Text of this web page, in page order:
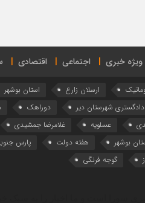
ویژه خبری اجتماعی اقتصادی
ارسلان زارع استان بوشهر
دادگستری شهرستان دیر دوراهک
عسلویه غلامرضا جمشیدی
بوشهر
هفته دولت پارس
گوجه فرنگی